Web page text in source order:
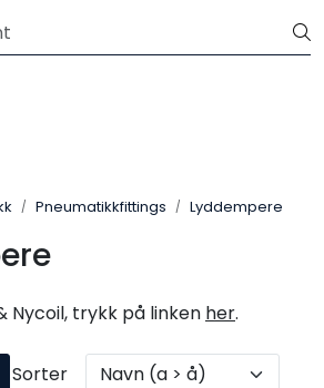
hos oss, så tilpasser og monterer vi
Pneumatikkfittings Lyddempere
Nycoil, trykk på linken her.
Sorter